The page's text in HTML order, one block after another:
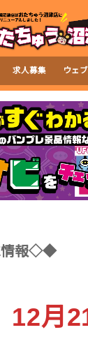
求人募集 ウェ
情報◇◆
12月